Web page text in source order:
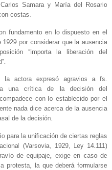
Samara y María del Rosario
costas.
fundamento en lo dispuesto en el
por considerar que la ausencia
“importa la liberación del
la actora expresó agravios a fs.
una crítica de la decisión del
con lo establecido por el
nada dice acerca de la ausencia
de la decisión.
para la unificación de ciertas reglas
(Varsovia, 1929, Ley 14.111)
de equipaje, exige en caso de
protesta, la que deberá formularse